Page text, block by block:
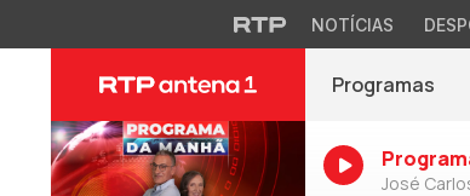
NOTÍCIAS
Programas
José